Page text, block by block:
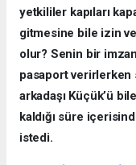
yetkililer kapıları
gitmesine bile izin
olur? Senin bir
pasaport verirlerken
arkadaşı Küçük’ü
kaldığı süre
istedi.